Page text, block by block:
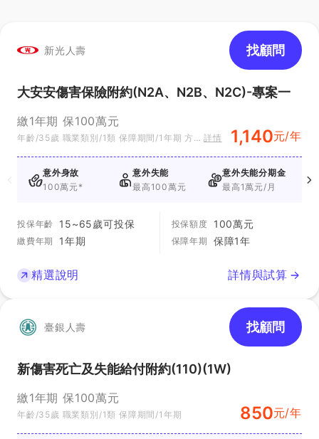
新光人壽 找顧問
大安安傷害保險附約(N2A、N2B、N2C)-專案一
繳1年期 保100萬元
年齡/35歲 職業類別/1類 保障期間/1年期 方案 詳情 1,140元/年
意外身故
100萬元*
意外失能
最高100萬元
意外失能分期金
最高1萬元/月
投保年齡 15~65歲可投保
繳費年期 1年期
投保額度 100萬元
保障年期 保障1年
精選說明 詳情與試算
臺銀人壽 找顧問
新傷害死亡及失能給付附約(110)(1W)
繳1年期 保100萬元
年齡/35歲 職業類別/1類 保障期間/1年期 850元/年